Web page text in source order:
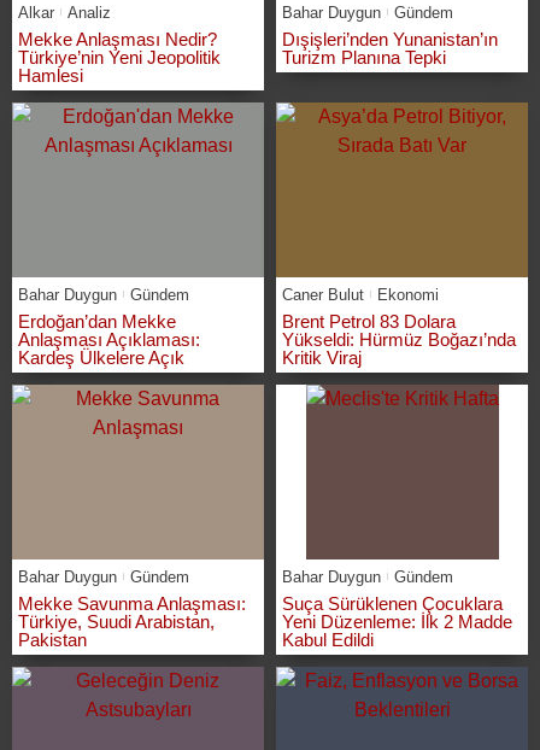
Alkar Analiz
Mekke Anlaşması Nedir?
Türkiye’nin Yeni Jeopolitik
Hamlesi
Bahar Duygun Gündem
Dışişleri’nden Yunanistan’ın
Turizm Planına Tepki
Bahar Duygun Gündem
Erdoğan’dan Mekke
Anlaşması Açıklaması:
Kardeş Ülkelere Açık
Caner Bulut Ekonomi
Brent Petrol 83 Dolara
Yükseldi: Hürmüz Boğazı’nda
Kritik Viraj
Bahar Duygun Gündem
Mekke Savunma Anlaşması:
Türkiye, Suudi Arabistan,
Pakistan
Bahar Duygun Gündem
Suça Sürüklenen Çocuklara
Yeni Düzenleme: İlk 2 Madde
Kabul Edildi